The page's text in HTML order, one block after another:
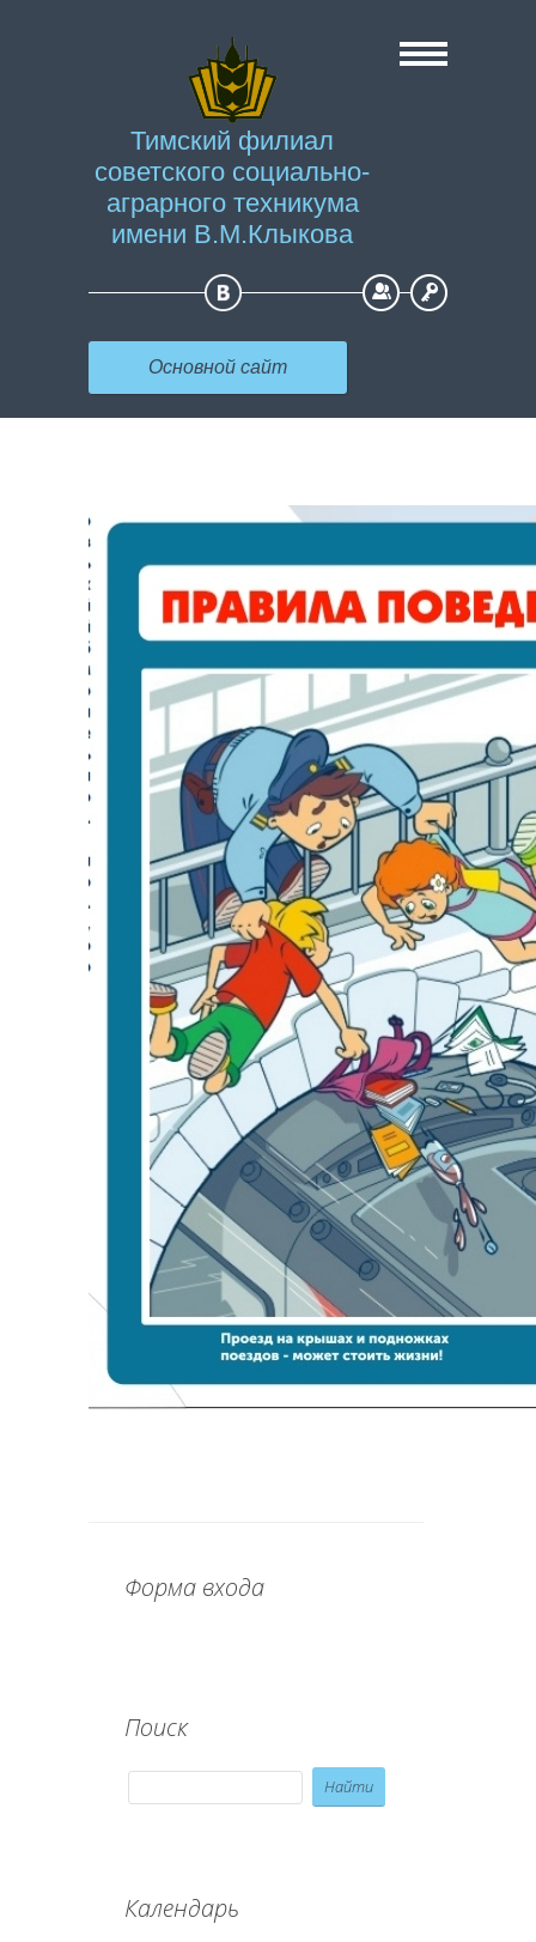
Тимский филиал
советского социально-
аграрного техникума
имени В.М.Клыкова
Регистрация
Основной сайт
Форма входа
Поиск
Календарь